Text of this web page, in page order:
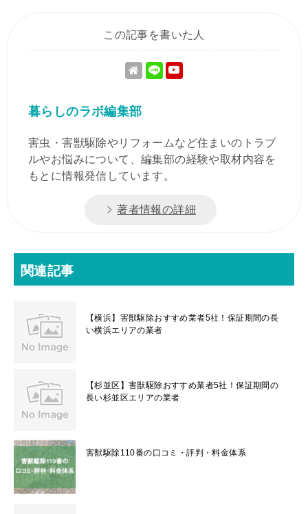
この記事を書いた人
暮らしのラボ編集部
害虫・害獣駆除やリフォームなど住まいのトラブ
ルやお悩みについて、編集部の経験や取材内容を
もとに情報発信しています。
著者情報の詳細
関連記事
【横浜】害獣駆除おすすめ業者5社！保証期間の長
い横浜エリアの業者
【杉並区】害獣駆除おすすめ業者5社！保証期間の
長い杉並区エリアの業者
害獣駆除110番の口コミ・評判・料金体系